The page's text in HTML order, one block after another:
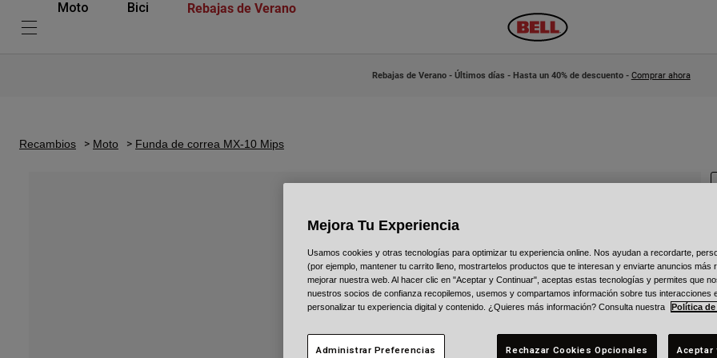
Moto Bici Rebajas de Verano
Rebajas de Verano - Últimos días - Hasta un 40% de descuento - Comprar ahora
Recambios Moto Funda de correa MX-10 Mips
Mejora Tu Experiencia
Usamos cookies y otras tecnologías para optimizar tu experiencia online. Nos ayudan a recordarte,
(por ejemplo, mantener tu carrito lleno, mostrartelos productos que te interesan y enviarte anuncios más
mejorar nuestra web. Al hacer clic en "Aceptar y Continuar", aceptas estas tecnologías y permites que
nuestros socios de confianza recopilemos, usemos y compartamos información sobre tus interacciones
personalizar tu experiencia digital y contenido. ¿Quieres más información? Consulta nuestra
Política de
Administrar Preferencias Rechazar Cookies Opcionales Aceptar